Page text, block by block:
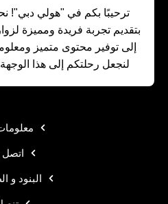
ترحيبًا بكم في "هولي دبي"!
بتقديم تجربة فريدة ومميزة
إلى توفير محتوى متميز
لنجعل رحلتكم إلى هذا
اتصل
البنود و